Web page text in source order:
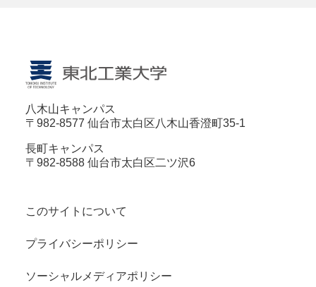
八木山キャンパス
〒982-8577 仙台市太白区八木山香澄町35-1
長町キャンパス
〒982-8588 仙台市太白区二ツ沢6
このサイトについて
プライバシーポリシー
ソーシャルメディアポリシー